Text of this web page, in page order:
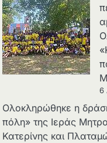
6
Ολοκληρώθηκε η
πόλη» της Ιεράς
Κατερίνης και